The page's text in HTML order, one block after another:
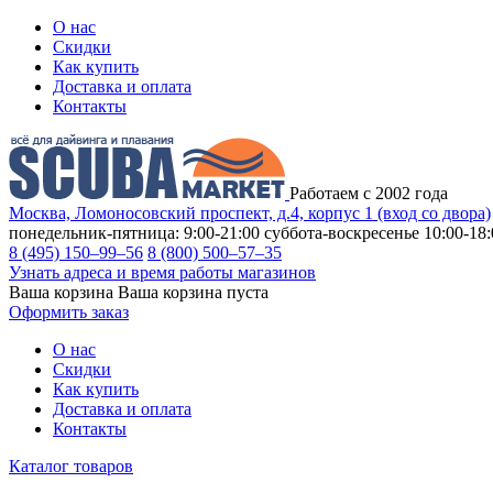
О нас
Скидки
Как купить
Доставка и оплата
Контакты
Работаем с 2002 года
Москва, Ломоносовский проспект, д.4, корпус 1 (вход со двора)
понедельник-пятница: 9:00-21:00 суббота-воскресенье 10:00-
8 (495) 150–99–56 8 (800) 500–57–35
Узнать адреса и время работы магазинов
Ваша корзина Ваша корзина пуста
Оформить заказ
О нас
Скидки
Как купить
Доставка и оплата
Контакты
Каталог товаров